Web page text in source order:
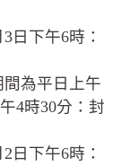
日下午6時：
間為平日上午
4時30分：封
日下午6時：